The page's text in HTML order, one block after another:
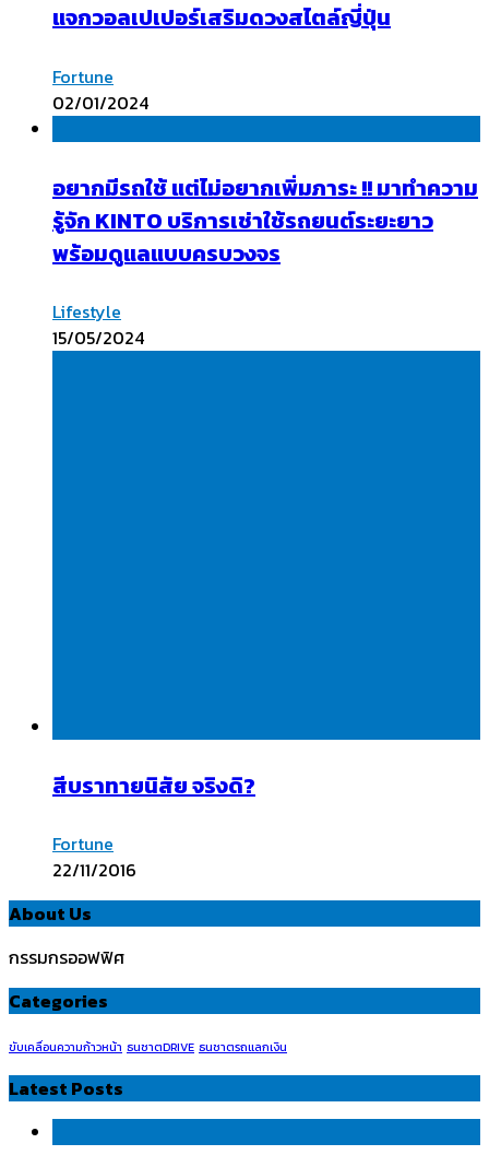
แจกวอลเปเปอร์เสริมดวงสไตล์ญี่ปุ่น
Fortune
02/01/2024
อยากมีรถใช้ แต่ไม่อยากเพิ่มภาระ !! มาทำความ
รู้จัก KINTO บริการเช่าใช้รถยนต์ระยะยาว
พร้อมดูแลแบบครบวงจร
Lifestyle
15/05/2024
สีบราทายนิสัย จริงดิ?
Fortune
22/11/2016
About Us
กรรมกรออฟฟิศ
Categories
ขับเคลื่อนความก้าวหน้า ธนชาตDRIVE ธนชาตรถแลกเงิน
Latest Posts